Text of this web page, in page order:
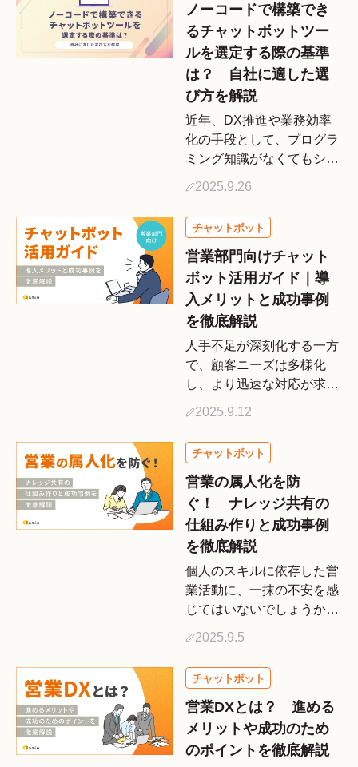
のプライバシーは守れるの
か」といった不安を抱く方
も […]
ノーコードで構築でき
るチャットボットツー
ルを選定する際の基準
は？ 自社に適した選
び方を解説
近年、DX推進や業務効率
化の手段として、プログラ
ミング知識がなくてもシス
ています。中でも、顧客か
らの問い合わせ対応や社内
ヘルプデスクを自動化する
チャットボットは、ノーコ
ード […]
2025.9.26
営業部門向けチャット
ボット活用ガイド｜導
入メリットと成功事例
を徹底解説
人手不足が深刻化する一方
で、顧客ニーズは多様化
し、より迅速な対応が求め
それに伴う機会損失といっ
た課題を抱えています。こ
のような状況を打開し、営
業活動の生産性を飛躍的に
高める […]
2025.9.12
営業の属人化を防
ぐ！ ナレッジ共有の
仕組み作りと成功事例
を徹底解説
個人のスキルに依存した営
業活動に、一抹の不安を感
じてはいないでしょうか。
動した途端に業績が傾くリ
スクをはらんでいます。こ
の「営業活動の属人化」こ
そ、多くの企業が抱える根
深い […]
2025.9.5
営業DXとは？ 進める
メリットや成功のため
のポイントを徹底解説